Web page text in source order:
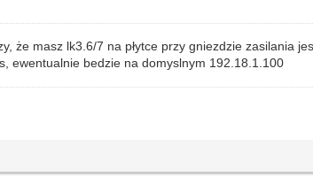
że masz lk3.6/7 na płytce przy gniezdzie zasilania
ewentualnie bedzie na domyslnym 192.18.1.100